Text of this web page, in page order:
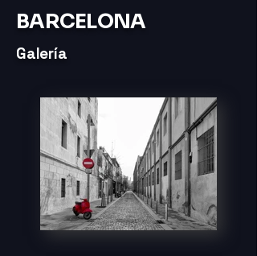
BARCELONA
Galería